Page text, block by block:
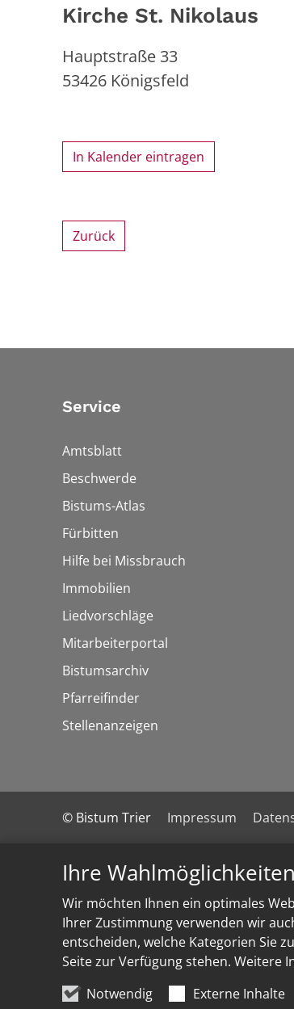
Ihre
Wir möchten Ihnen ein optimales
Ihrer Zustimmung verwenden wir
entscheiden, welche Kategorien Sie
Seite zur Verfügung stehen. Weitere
Notwendig
Externe Inhalte
Kirche St. Nikolaus
Hauptstraße 33
53426 Königsfeld
In Kalender eintragen
Zurück
Service
Amtsblatt
Beschwerde
Bistums-Atlas
Fürbitten
Hilfe bei Missbrauch
Immobilien
Liedvorschläge
Mitarbeiterportal
Bistumsarchiv
Pfarreifinder
Stellenanzeigen
© Bistum Trier Impressum